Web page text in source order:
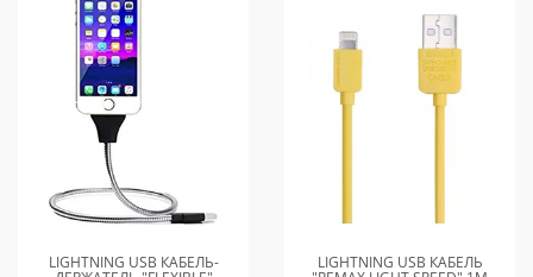
LIGHTNING USB КАБЕЛЬ- LIGHTNING USB КАБЕЛЬ